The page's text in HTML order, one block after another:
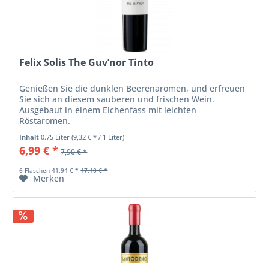
Felix Solis The Guv’nor Tinto
Genießen Sie die dunklen Beerenaromen, und erfreuen
Sie sich an diesem sauberen und frischen Wein.
Ausgebaut in einem Eichenfass mit leichten
Röstaromen.
Inhalt0.75 Liter(9,32 € * / 1 Liter)
6,99 € * 7,90 € *
6 Flaschen 41,94 € * 47,40 € *
Merken